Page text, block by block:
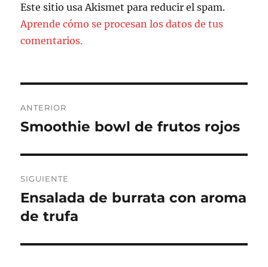
Este sitio usa Akismet para reducir el spam.
Aprende cómo se procesan los datos de tus
comentarios.
de
ANTERIOR
Entrada
Smoothie bowl de frutos rojos
SIGUIENTE
Entrada
siguiente:
Ensalada de burrata con aroma
de trufa